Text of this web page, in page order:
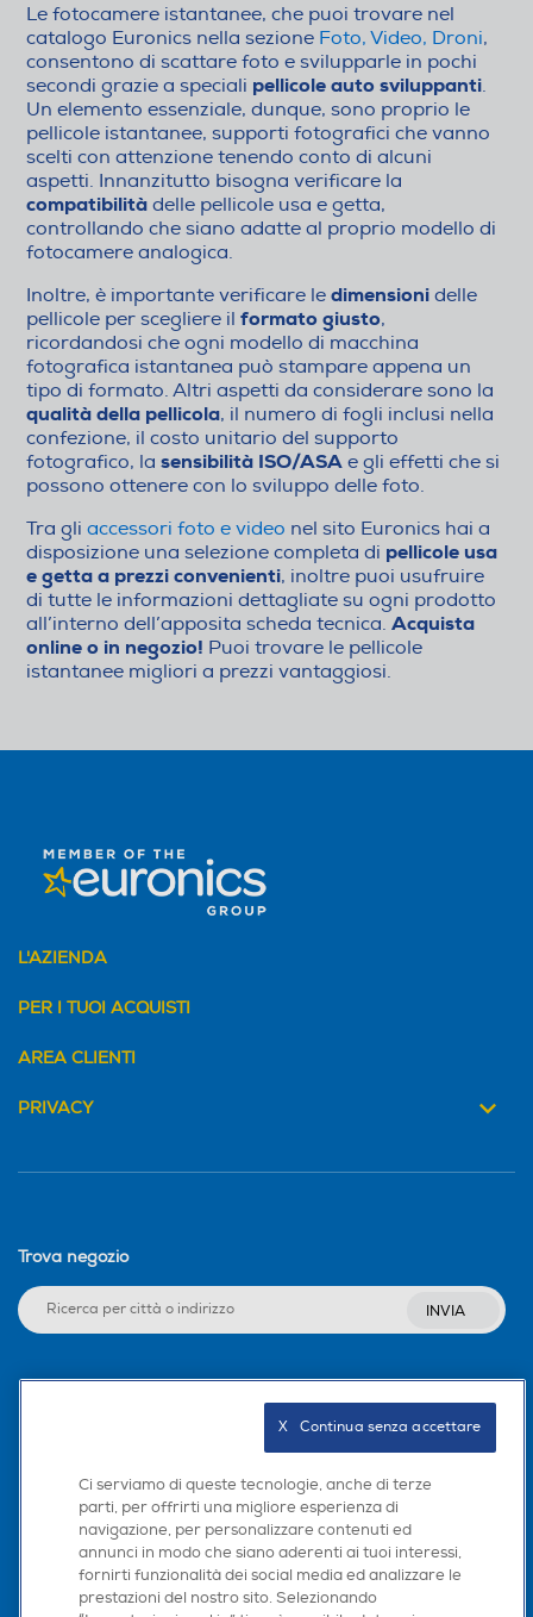
Le fotocamere istantanee, che puoi trovare nel
catalogo Euronics nella sezione Foto, Video, Droni,
consentono di scattare foto e svilupparle in pochi
secondi grazie a speciali pellicole auto sviluppanti.
Un elemento essenziale, dunque, sono proprio le
pellicole istantanee, supporti fotografici che vanno
scelti con attenzione tenendo conto di alcuni
aspetti. Innanzitutto bisogna verificare la
compatibilità delle pellicole usa e getta,
controllando che siano adatte al proprio modello di
fotocamere analogica.
Inoltre, è importante verificare le dimensioni delle
pellicole per scegliere il formato giusto,
ricordandosi che ogni modello di macchina
fotografica istantanea può stampare appena un
tipo di formato. Altri aspetti da considerare sono la
qualità della pellicola, il numero di fogli inclusi nella
confezione, il costo unitario del supporto
fotografico, la sensibilità ISO/ASA e gli effetti che si
possono ottenere con lo sviluppo delle foto.
Tra gli accessori foto e video nel sito Euronics hai a
disposizione una selezione completa di pellicole usa
e getta a prezzi convenienti, inoltre puoi usufruire
di tutte le informazioni dettagliate su ogni prodotto
all’interno dell’apposita scheda tecnica. Acquista
online o in negozio! Puoi trovare le pellicole
istantanee migliori a prezzi vantaggiosi.
L'AZIENDA
PER I TUOI ACQUISTI
AREA CLIENTI
PRIVACY
Trova negozio
INVIA
Scarica la nostra app
Ci serviamo di queste tecnologie, anche di terze
parti, per offrirti una migliore esperienza di
navigazione, per personalizzare contenuti ed
annunci in modo che siano aderenti ai tuoi interessi,
fornirti funzionalità dei social media ed analizzare le
prestazioni del nostro sito. Selezionando
X   Continua senza accettare